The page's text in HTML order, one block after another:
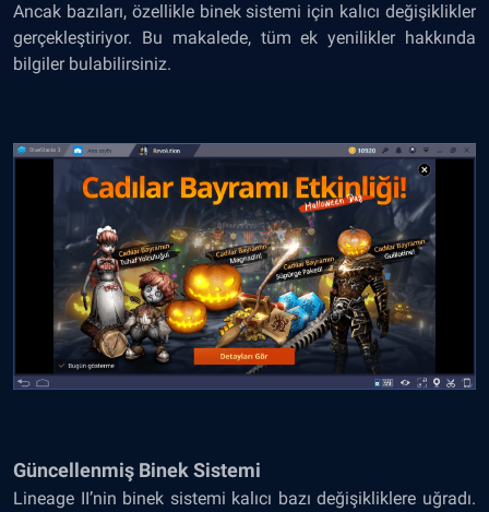
Ancak bazıları, özellikle binek sistemi için kalıcı değişiklikler
gerçekleştiriyor. Bu makalede, tüm ek yenilikler hakkında
bilgiler bulabilirsiniz.
Güncellenmiş Binek Sistemi
Lineage II’nin binek sistemi kalıcı bazı değişikliklere uğradı.